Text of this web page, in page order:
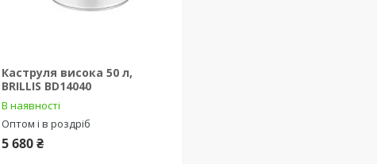
Каструля висока 50 л,
BRILLIS BD14040
В наявності
Оптом і в роздріб
5 680 ₴